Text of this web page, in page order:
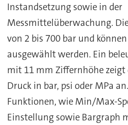
Instandsetzung sowie in der
Messmittelüberwachung.
von 2 bis 700 bar und
ausgewählt werden. Ein
mit 11 mm Ziffernhöhe zeigt
Druck in bar, psi oder MPa
Funktionen, wie Min/Max-
Einstellung sowie Bargraph